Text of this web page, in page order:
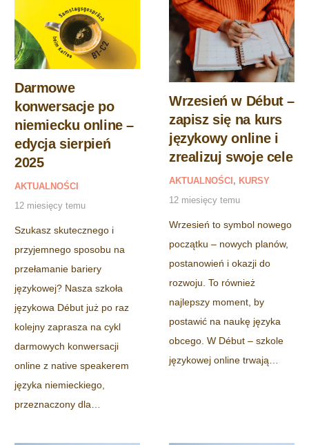
Darmowe
konwersacje po
niemiecku online –
edycja sierpień
2025
AKTUALNOŚCI
12 miesięcy temu
Szukasz skutecznego i
przyjemnego sposobu na
przełamanie bariery
językowej? Nasza szkoła
językowa Début już po raz
kolejny zaprasza na cykl
darmowych konwersacji
online z native speakerem
języka niemieckiego,
przeznaczony dla…
Wrzesień w Début –
zapisz się na kurs
językowy online i
zrealizuj swoje cele
AKTUALNOŚCI , KURSY
12 miesięcy temu
Wrzesień to symbol nowego
początku – nowych planów,
postanowień i okazji do
rozwoju. To również
najlepszy moment, by
postawić na naukę języka
obcego. W Début – szkole
językowej online trwają…